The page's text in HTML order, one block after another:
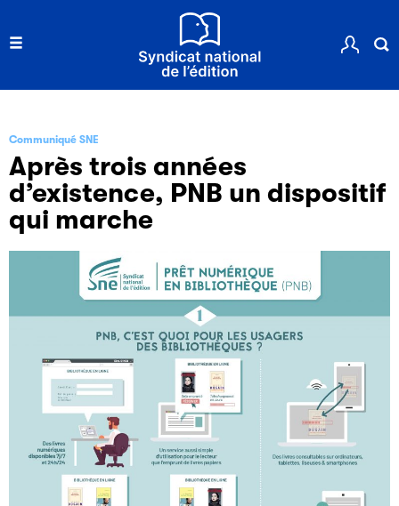
Communiqué SNE
Après trois années
d’existence, PNB un dispositif
qui marche